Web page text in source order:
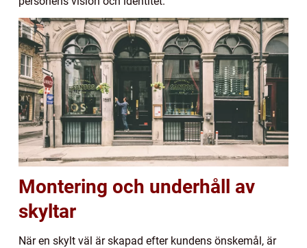
Montering och underhåll av
skyltar
När en skylt väl är skapad efter kundens önskemål, är